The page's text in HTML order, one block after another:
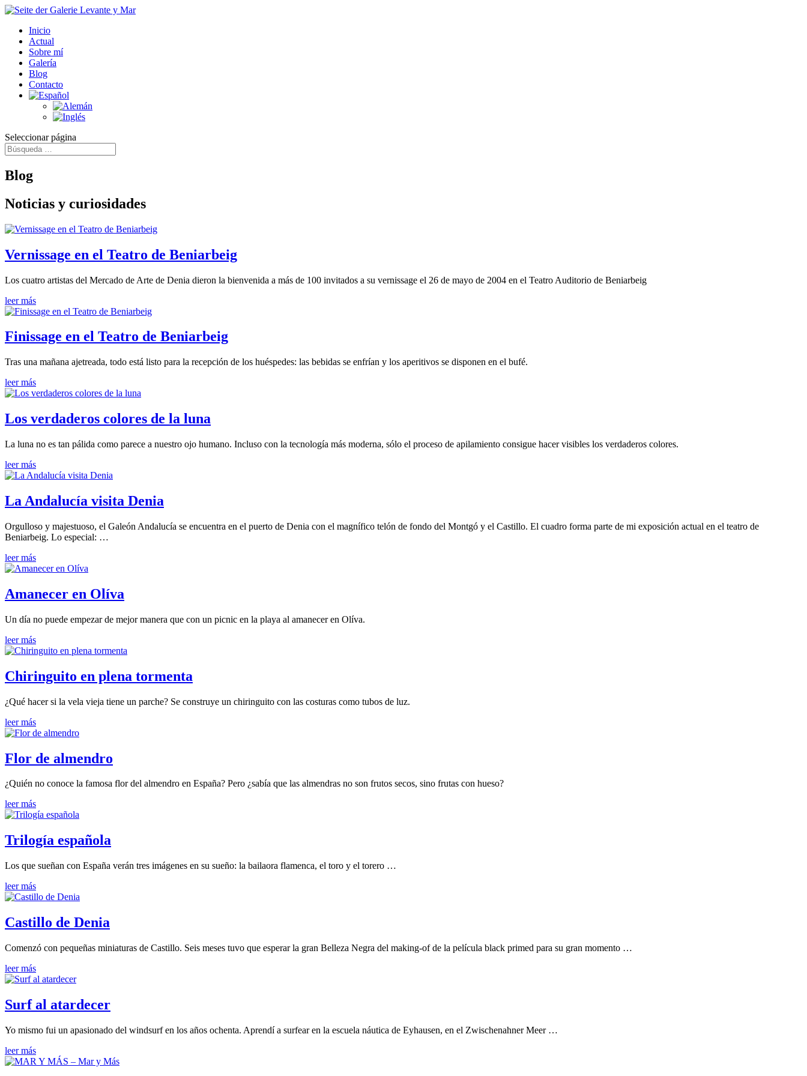
Inicio
Actual
Sobre mí
Galería
Blog
Contacto
Seleccionar página
Blog
Noticias y curiosidades
Vernissage en el Teatro de Beniarbeig
Los cuatro artistas del Mercado de Arte de Denia dieron la bienvenida a más de 100 invitados a su vernissage el 26 de mayo de 2004 en el Teatro Auditorio de Beniarbeig
leer más
Finissage en el Teatro de Beniarbeig
Tras una mañana ajetreada, todo está listo para la recepción de los huéspedes: las bebidas se enfrían y los aperitivos se disponen en el bufé.
leer más
Los verdaderos colores de la luna
La luna no es tan pálida como parece a nuestro ojo humano. Incluso con la tecnología más moderna, sólo el proceso de apilamiento consigue hacer visibles los verdaderos colores.
leer más
La Andalucía visita Denia
Orgulloso y majestuoso, el Galeón Andalucía se encuentra en el puerto de Denia con el magnífico telón de fondo del Montgó y el Castillo. El cuadro forma parte de mi exposición actual en el teatro de
Beniarbeig. Lo especial: …
leer más
Amanecer en Olíva
Un día no puede empezar de mejor manera que con un picnic en la playa al amanecer en Olíva.
leer más
Chiringuito en plena tormenta
¿Qué hacer si la vela vieja tiene un parche? Se construye un chiringuito con las costuras como tubos de luz.
leer más
Flor de almendro
¿Quién no conoce la famosa flor del almendro en España? Pero ¿sabía que las almendras no son frutos secos, sino frutas con hueso?
leer más
Trilogía española
Los que sueñan con España verán tres imágenes en su sueño: la bailaora flamenca, el toro y el torero …
leer más
Castillo de Denia
Comenzó con pequeñas miniaturas de Castillo. Seis meses tuvo que esperar la gran Belleza Negra del making-of de la película black primed para su gran momento …
leer más
Surf al atardecer
Yo mismo fui un apasionado del windsurf en los años ochenta. Aprendí a surfear en la escuela náutica de Eyhausen, en el Zwischenahner Meer …
leer más